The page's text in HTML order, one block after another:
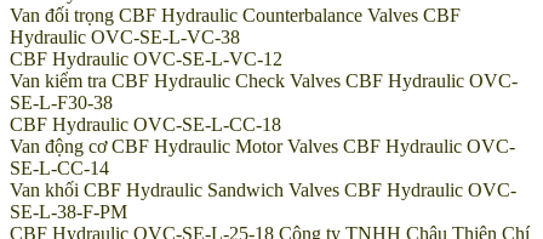
Van đối trọng CBF Hydraulic Counterbalance Valves CBF
Hydraulic OVC-SE-L-VC-38
CBF Hydraulic OVC-SE-L-VC-12
Van kiểm tra CBF Hydraulic Check Valves CBF Hydraulic OVC-
SE-L-F30-38
CBF Hydraulic OVC-SE-L-CC-18
Van động cơ CBF Hydraulic Motor Valves CBF Hydraulic OVC-
SE-L-CC-14
Van khối CBF Hydraulic Sandwich Valves CBF Hydraulic OVC-
SE-L-38-F-PM
CBF Hydraulic OVC-SE-L-25-18 Công ty TNHH Châu Thiên Chí